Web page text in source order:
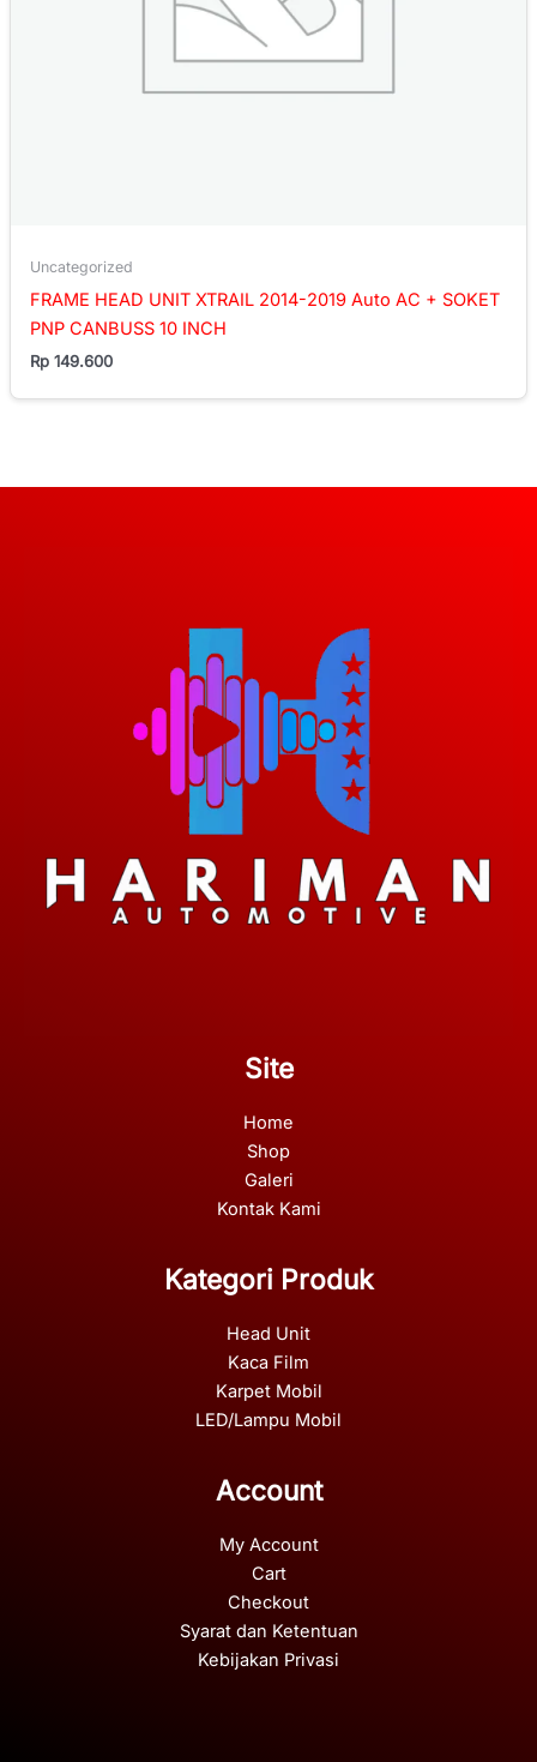
Uncategorized
FRAME HEAD UNIT XTRAIL 2014-2019 Auto AC + SOKET
PNP CANBUSS 10 INCH
Rp 149.600
Site
Home
Shop
Galeri
Kontak Kami
Kategori Produk
Head Unit
Kaca Film
Karpet Mobil
LED/Lampu Mobil
Account
My Account
Cart
Checkout
Syarat dan Ketentuan
Kebijakan Privasi